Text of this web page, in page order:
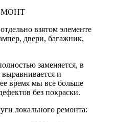
взятом элементе
двери, багажник,
заменяется, в
и
время мы все больше
без покраски.
локального ремонта: